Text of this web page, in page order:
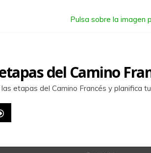
Pulsa sobre la imagen
del Camino
etapas del Camino Francés y planifica